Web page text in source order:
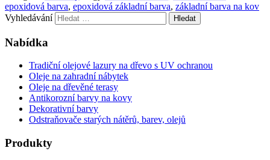
epoxidová barva, epoxidová základní barva, základní barva na kov
Vyhledávání
Nabídka
Tradiční olejové lazury na dřevo s UV ochranou
Oleje na zahradní nábytek
Oleje na dřevěné terasy
Antikorozní barvy na kovy
Dekorativní barvy
Odstraňovače starých nátěrů, barev, olejů
Produkty